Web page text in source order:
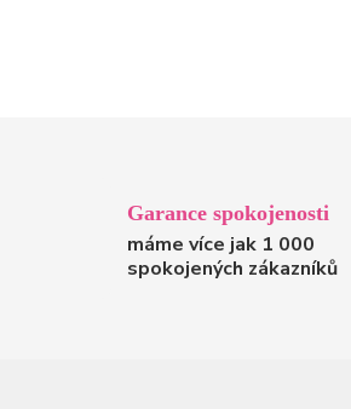
Garance spokojenosti
máme více jak 1 000
spokojených zákazníků